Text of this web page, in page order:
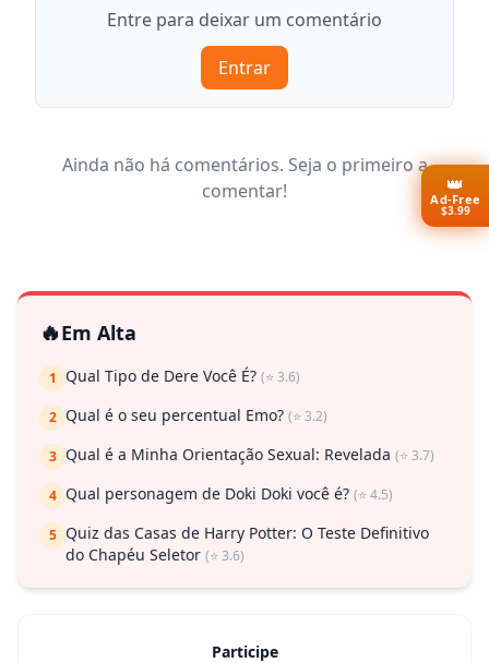
Entre para deixar um comentário
Entrar
Ainda não há comentários. Seja o primeiro a
comentar!
🔥Em Alta
1 Qual Tipo de Dere Você É? (⭐ 3.6)
2 Qual é o seu percentual Emo? (⭐ 3.2)
3 Qual é a Minha Orientação Sexual: Revelada (⭐ 3.7)
4 Qual personagem de Doki Doki você é? (⭐ 4.5)
5 Quiz das Casas de Harry Potter: O Teste Definitivo
do Chapéu Seletor (⭐ 3.6)
Participe
👑
Ad-Free
$3.99